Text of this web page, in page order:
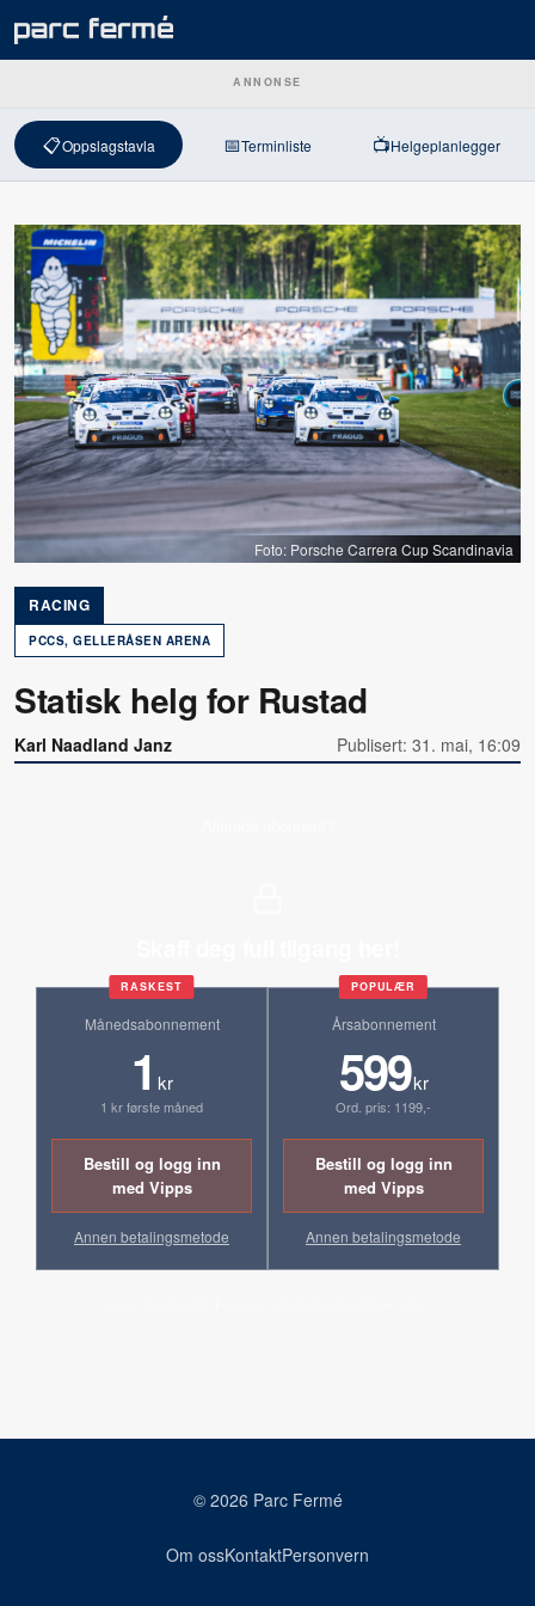
ANNONSE
📋Oppslagstavla 📅Terminliste 📺Helgeplanlegger
Foto: Porsche Carrera Cup Scandinavia
RACING
PCCS, GELLERÅSEN ARENA
Statisk helg for Rustad
Karl Naadland Janz Publisert: 31. mai, 16:09
RASKEST
Månedsabonnement
1 kr
1 kr første måned
Bestill og logg inn
med Vipps
Annen betalingsmetode
POPULÆR
Årsabonnement
599kr
Ord. pris: 1199,-
Bestill og logg inn
med Vipps
Annen betalingsmetode
© 2026 Parc Fermé
Om ossKontaktPersonvern